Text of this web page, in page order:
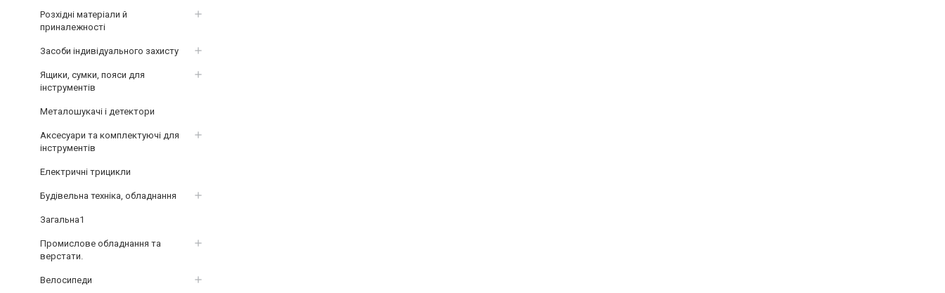
Розхідні матеріали й
приналежності
Засоби індивідуального захисту
Ящики, сумки, пояси для
інструментів
Металошукачі і детектори
Аксесуари та комплектуючі для
інструментів
Електричні трицикли
Будівельна техніка, обладнання
Загальна1
Промислове обладнання та
верстати.
Велосипеди